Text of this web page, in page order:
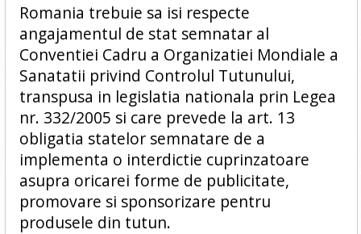
Romania trebuie sa isi respecte
angajamentul de stat semnatar al
Conventiei Cadru a Organizatiei Mondiale a
Sanatatii privind Controlul Tutunului,
transpusa in legislatia nationala prin Legea
nr. 332/2005 si care prevede la art. 13
obligatia statelor semnatare de a
implementa o interdictie cuprinzatoare
asupra oricarei forme de publicitate,
promovare si sponsorizare pentru
produsele din tutun.